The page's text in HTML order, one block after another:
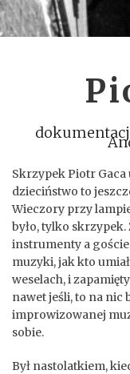
Skrzypek Piotr Gaca
dzieciństwo to
Wieczory przy
było, tylko skrzypek.
instrumenty a
muzyki, jak kto
weselach, i
nawet jeśli, to na nic
improwizowanej
sobie.
Był nastolatkiem,